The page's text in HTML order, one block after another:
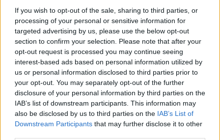
If you wish to opt-out of the sale, sharing to third parties, or
processing of your personal or sensitive information for
targeted advertising by us, please use the below opt-out
section to confirm your selection. Please note that after your
opt-out request is processed you may continue seeing
interest-based ads based on personal information utilized by
us or personal information disclosed to third parties prior to
your opt-out. You may separately opt-out of the further
disclosure of your personal information by third parties on the
IAB’s list of downstream participants. This information may
also be disclosed by us to third parties on the IAB’s List of
Downstream Participants that may further disclose it to other
συζούσε στην Ελίκα Μονεμβασίας, με
αποτέλεσμα να της προκαλέσει σοβαρά
εγκαύματα. Αποτέλεσμα της πυρκαγιάς που
προκλήθηκε στο χώρο ήταν να τραυματισθεί και
ο ίδιος ο δράστης.